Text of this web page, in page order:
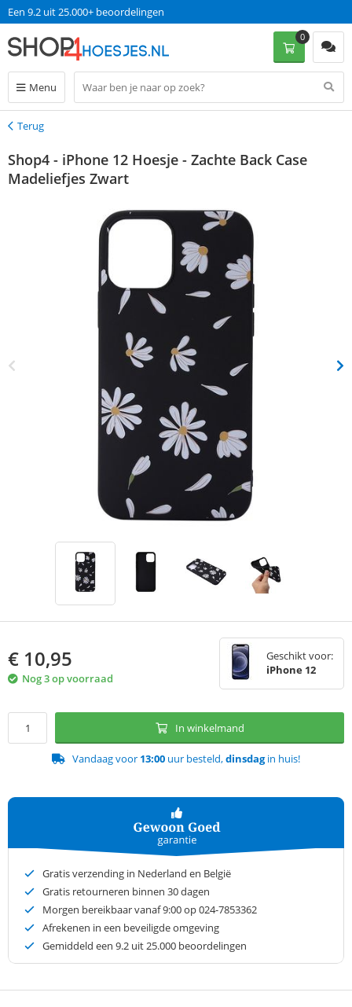
Een 9.2 uit 25.000+ beoordelingen
Menu
0
Terug
Terug
Shop4 - iPhone 12 Hoesje - Zachte Back Case
Madeliefjes Zwart
€ 10,95
Nog 3 op voorraad
Geschikt voor:
iPhone 12
In winkelmand
Vandaag voor 13:00 uur besteld,dinsdagin huis!
Gratis verzending in Nederland en België
Gratis retourneren binnen 30 dagen
Morgen bereikbaar vanaf 9:00 op 024-7853362
Afrekenen in een beveiligde omgeving
Gemiddeld een 9.2 uit 25.000 beoordelingen